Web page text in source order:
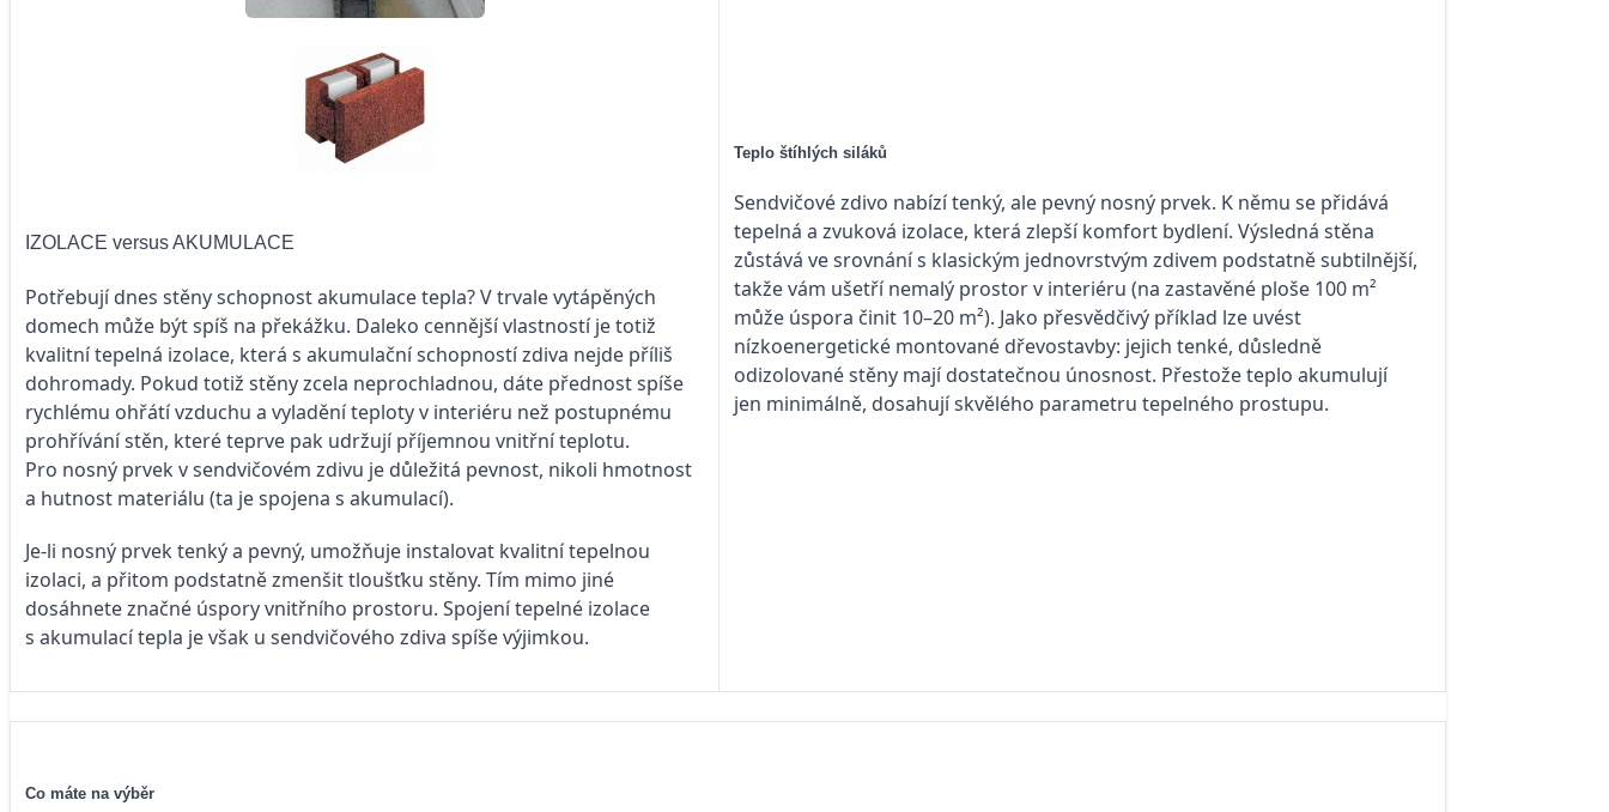
IZOLACE versus AKUMULACE
Potřebují dnes stěny schopnost akumulace tepla? V trvale vytápěných
domech může být spíš na překážku. Daleko cennější vlastností je totiž
kvalitní tepelná izolace, která s akumulační schopností zdiva nejde příliš
dohromady. Pokud totiž stěny zcela neprochladnou, dáte přednost spíše
rychlému ohřátí vzduchu a vyladění teploty v interiéru než postupnému
prohřívání stěn, které teprve pak udržují příjemnou vnitřní teplotu.
Pro nosný prvek v sendvičovém zdivu je důležitá pevnost, nikoli hmotnost
a hutnost materiálu (ta je spojena s akumulací).
Je-li nosný prvek tenký a pevný, umožňuje instalovat kvalitní tepelnou
izolaci, a přitom podstatně zmenšit tloušťku stěny. Tím mimo jiné
dosáhnete značné úspory vnitřního prostoru. Spojení tepelné izolace
s akumulací tepla je však u sendvičového zdiva spíše výjimkou.
Teplo štíhlých siláků
Sendvičové zdivo nabízí tenký, ale pevný nosný pr­vek. K němu se přidává
tepelná a zvuková izolace, kte­rá zlepší komfort bydlení. Výsledná stěna
zůstává ve srovnání s klasickým jednovrstvým zdivem podstatně subtilnější,
takže vám ušetří nemalý prostor v interiéru (na zastavěné ploše 100 m²
může úspora činit 10–20 m²). Jako přesvědčivý příklad lze uvést
nízkoenergetické montované dřevostavby: jejich ten­ké, důsledně
odizolované stěny mají dostatečnou únos­nost. Přestože teplo akumulují
jen minimálně, dosahují skvělého parametru tepelného prostupu.
Co máte na výběr